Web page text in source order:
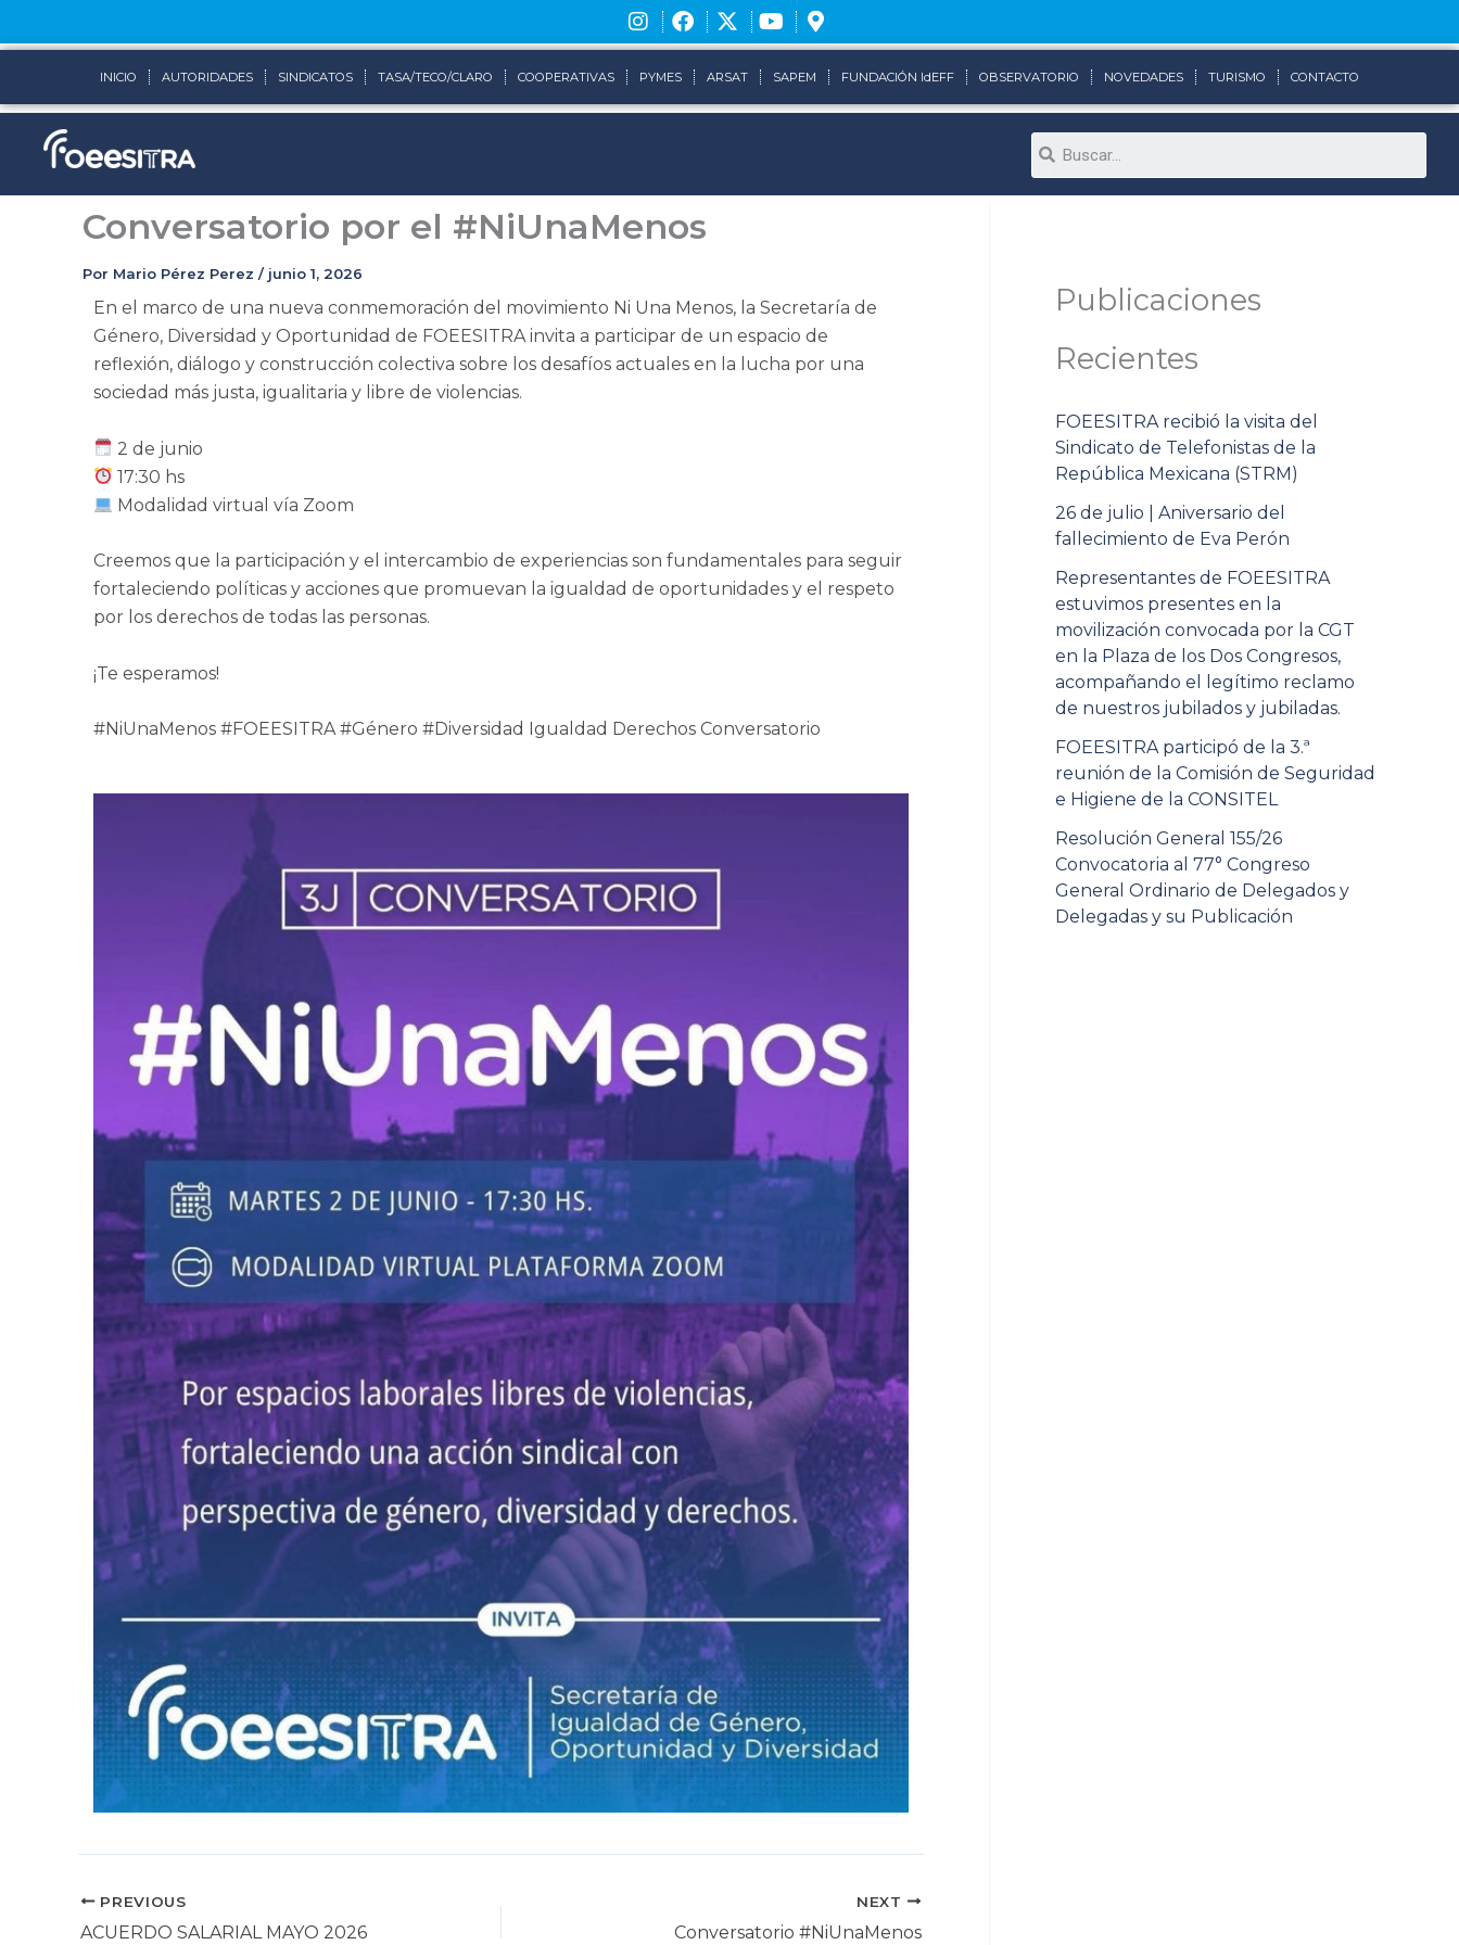
al
INICIO AUTORIDADES SINDICATOS TASA/TECO/CLARO COOPERATIVAS PYMES ARSAT SAPEM FUNDACIÓN IdEFF OBSERVATORIO NOVEDADES TURISMO CONTACTO
Search
Conversatorio por el #NiUnaMenos
Por Mario Pérez Perez / junio 1, 2026
En el marco de una nueva conmemoración del movimiento Ni Una Menos, la Secretaría de
Género, Diversidad y Oportunidad de FOEESITRA invita a participar de un espacio de
reflexión, diálogo y construcción colectiva sobre los desafíos actuales en la lucha por una
sociedad más justa, igualitaria y libre de violencias.
2 de junio
17:30 hs
Modalidad virtual vía Zoom
Creemos que la participación y el intercambio de experiencias son fundamentales para seguir
fortaleciendo políticas y acciones que promuevan la igualdad de oportunidades y el respeto
por los derechos de todas las personas.
¡Te esperamos!
#NiUnaMenos #FOEESITRA #Género #Diversidad Igualdad Derechos Conversatorio
PREVIOUS
ACUERDO SALARIAL MAYO 2026
NEXT
Conversatorio #NiUnaMenos
Publicaciones
Recientes
FOEESITRA recibió la visita del
Sindicato de Telefonistas de la
República Mexicana (STRM)
26 de julio | Aniversario del
fallecimiento de Eva Perón
Representantes de FOEESITRA
estuvimos presentes en la
movilización convocada por la CGT
en la Plaza de los Dos Congresos,
acompañando el legítimo reclamo
de nuestros jubilados y jubiladas.
FOEESITRA participó de la 3.ª
reunión de la Comisión de Seguridad
e Higiene de la CONSITEL
Resolución General 155/26
Convocatoria al 77° Congreso
General Ordinario de Delegados y
Delegadas y su Publicación